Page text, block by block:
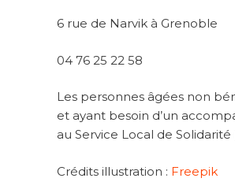
6 rue de Narvik à Grenoble
04 76 25 22 58
Les personnes âgées non
et ayant besoin d’un
au Service Local de
Crédits illustration : Freepik